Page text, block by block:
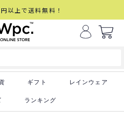
以上で送料無料！
ギフト レインウェア
ランキング